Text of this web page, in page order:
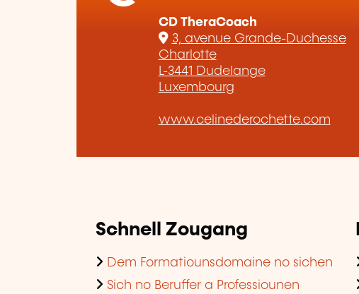
CD TheraCoach
3, avenue Grande-Duchesse
Charlotte
L-3441 Dudelange
Luxembourg
www.celinederochette.com
Schnell Zougang
Dem Formatiounsdomaine no sichen
Sich no Beruffer a Professiounen